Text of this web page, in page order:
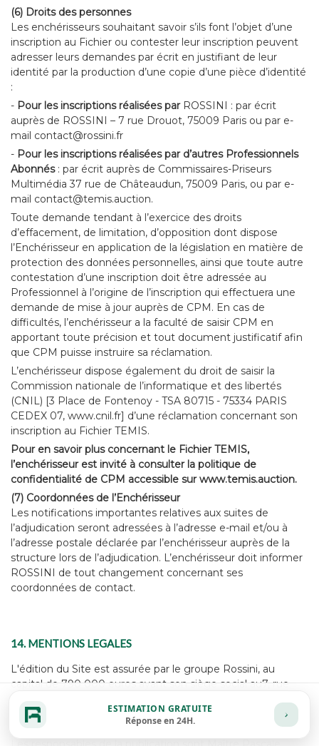
(6) Droits des personnes
Les enchérisseurs souhaitant savoir s’ils font l’objet d’une
inscription au Fichier ou contester leur inscription peuvent
adresser leurs demandes par écrit en justifiant de leur
identité par la production d’une copie d’une pièce d’identité
:
- Pour les inscriptions réalisées par ROSSINI : par écrit
auprès de ROSSINI – 7 rue Drouot, 75009 Paris ou par e-
mail contact@rossini.fr
- Pour les inscriptions réalisées par d’autres Professionnels
Abonnés : par écrit auprès de Commissaires-Priseurs
Multimédia 37 rue de Châteaudun, 75009 Paris, ou par e-
mail contact@temis.auction.
Toute demande tendant à l’exercice des droits
d’effacement, de limitation, d’opposition dont dispose
l’Enchérisseur en application de la législation en matière de
protection des données personnelles, ainsi que toute autre
contestation d’une inscription doit être adressée au
Professionnel à l’origine de l’inscription qui effectuera une
demande de mise à jour auprès de CPM. En cas de
difficultés, l’enchérisseur a la faculté de saisir CPM en
apportant toute précision et tout document justificatif afin
que CPM puisse instruire sa réclamation.
L’enchérisseur dispose également du droit de saisir la
Commission nationale de l’informatique et des libertés
(CNIL) [3 Place de Fontenoy - TSA 80715 - 75334 PARIS
CEDEX 07, www.cnil.fr] d’une réclamation concernant son
inscription au Fichier TEMIS.
Pour en savoir plus concernant le Fichier TEMIS,
l’enchérisseur est invité à consulter la politique de
confidentialité de CPM accessible surwww.temis.auction.
(7) Coordonnées de l’Enchérisseur
Les notifications importantes relatives aux suites de
l’adjudication seront adressées à l’adresse e-mail et/ou à
l’adresse postale déclarée par l’enchérisseur auprès de la
structure lors de l’adjudication. L’enchérisseur doit informer
ROSSINI de tout changement concernant ses
coordonnées de contact.
14. MENTIONS LEGALES
L'édition du Site est assurée par le groupe Rossini, au
capital de 790 000 euros ayant son siège social au7, rue
428 867 089.
ESTIMATION GRATUITE
Réponse en 24H.